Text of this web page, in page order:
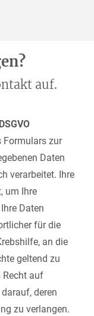
auf.
Formulars zur
Daten
verarbeitet. Ihre
um Ihre
Daten
für die
an die
geltend zu
Recht auf
deren
zu verlangen.